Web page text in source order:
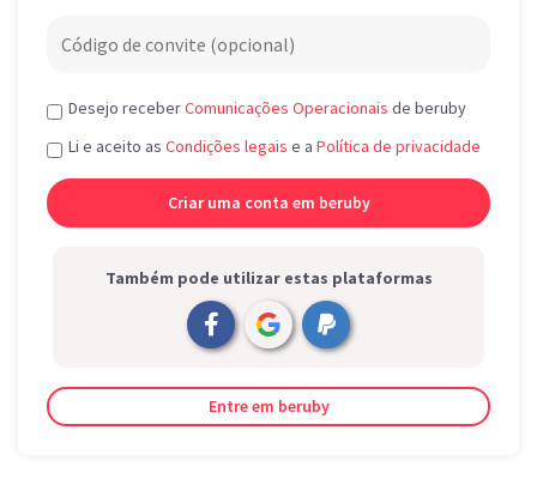
Desejo receberComunicações Operacionais de beruby
Li e aceito as Condições legais e a Política de privacidade
Também pode utilizar estas plataformas
Entre em beruby